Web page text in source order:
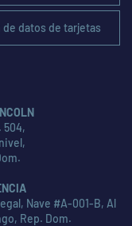
datos de tarjetas
504,
Nave #A-001-B, Al
Rep. Dom.